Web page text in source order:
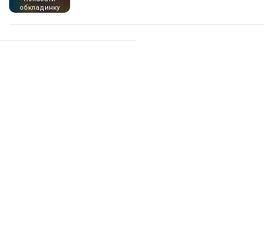
обкладинку